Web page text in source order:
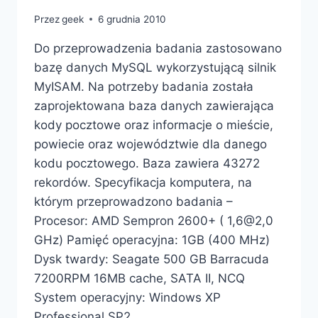
Przezgeek 6 grudnia 2010
Do przeprowadzenia badania zastosowano
bazę danych MySQL wykorzystującą silnik
MyISAM. Na potrzeby badania została
zaprojektowana baza danych zawierająca
kody pocztowe oraz informacje o mieście,
powiecie oraz województwie dla danego
kodu pocztowego. Baza zawiera 43272
rekordów. Specyfikacja komputera, na
którym przeprowadzono badania –
Procesor: AMD Sempron 2600+ ( 1,6@2,0
GHz) Pamięć operacyjna: 1GB (400 MHz)
Dysk twardy: Seagate 500 GB Barracuda
7200RPM 16MB cache, SATA II, NCQ
System operacyjny: Windows XP